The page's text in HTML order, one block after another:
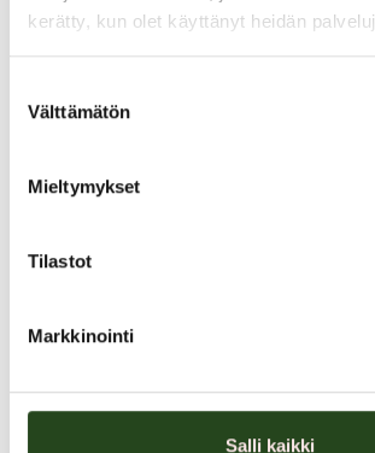
kerätty, kun olet käyttänyt heidän
valinta
Välttämätön
Mieltymykset
Tilastot
Markkinointi
Salli kaikki
Heinäkuun ajan pysäköinti
Heinäkuun loppuun asti pysäköit
Granin